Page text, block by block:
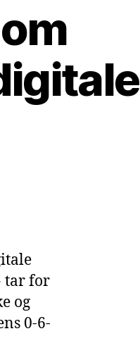
tar for
og
0-6-